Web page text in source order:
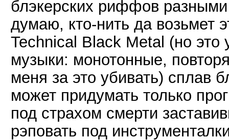
блэкерских риффов
думаю, кто-нить да возьмет
Technical Black Metal (но
музыки: монотонные,
меня за это убивать) сплав
может придумать только
под страхом смерти
рэповать под